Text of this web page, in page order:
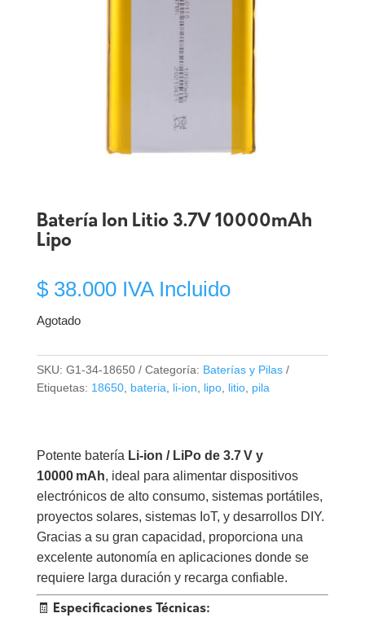
Batería Ion Litio 3.7V 10000mAh
Lipo
$38.000 IVA Incluido
Agotado
SKU: G1-34-18650 Categoría: Baterías y Pilas
Etiquetas: 18650, bateria li-ion lipo, litio, pila
Potente batería Li-ion / LiPo de 3.7 V y
10000 mAh, ideal para alimentar dispositivos
electrónicos de alto consumo, sistemas portátiles,
proyectos solares, sistemas IoT, y desarrollos DIY.
Gracias a su gran capacidad, proporciona una
excelente autonomía en aplicaciones donde se
requiere larga duración y recarga confiable.
🧾 Especificaciones Técnicas: